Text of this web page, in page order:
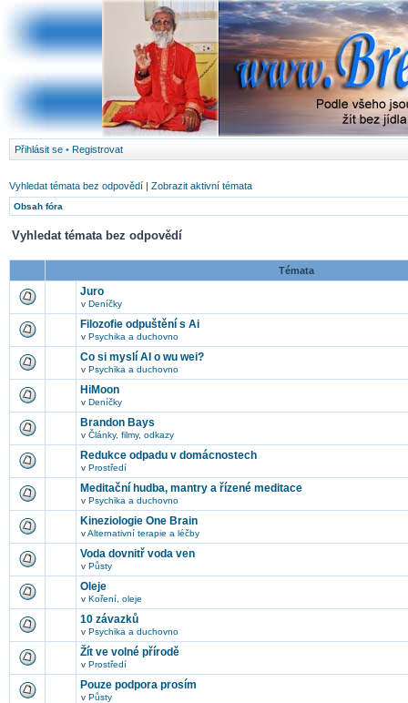
Přihlásit se • Registrovat
Vyhledat témata bez odpovědí | Zobrazit aktivní témata
Obsah fóra
Vyhledat témata bez odpovědí
Témata
Juro
v Deníčky
Filozofie odpuštění s Ai
v Psychika a duchovno
Co si myslí AI o wu wei?
v Psychika a duchovno
HiMoon
v Deníčky
Brandon Bays
v Články, filmy, odkazy
Redukce odpadu v domácnostech
v Prostředí
Meditační hudba, mantry a řízené meditace
v Psychika a duchovno
Kineziologie One Brain
vAlternativní terapie a léčby
Voda dovnitř voda ven
v Půsty
Oleje
v Koření, oleje
10 závazků
v Psychika a duchovno
Žít ve volné přírodě
v Prostředí
Pouze podpora prosím
v Půsty